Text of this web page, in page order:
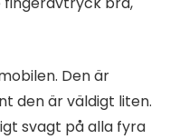
Den är
den är väldigt liten.
svagt på alla fyra